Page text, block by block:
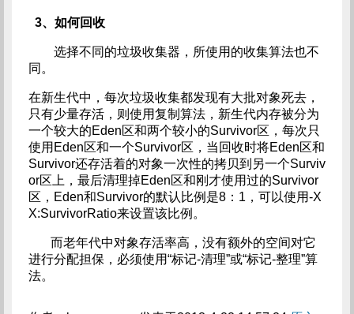
3、如何回收
选择不同的垃圾收集器，所使用的收集算法也不
同。
在新生代中，每次垃圾收集都发现有大批对象死去，
只有少量存活，则使用复制算法，新生代内存被分为
一个较大的Eden区和两个较小的Survivor区，每次只
使用Eden区和一个Survivor区，当回收时将Eden区和
Survivor还存活着的对象一次性的拷贝到另一个Surviv
or区上，最后清理掉Eden区和刚才使用过的Survivor
区，Eden和Survivor的默认比例是8：1，可以使用-X
X:SurvivorRatio来设置该比例。
而老年代中对象存活率高，没有额外的空间对它
进行分配担保，必须使用“标记-清理”或“标记-整理”算
法。